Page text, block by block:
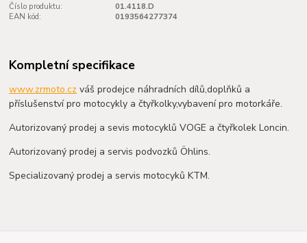
Číslo produktu:
01.4118.D
EAN kód:
0193564277374
Kompletní specifikace
www.zrmoto.cz váš prodejce náhradních dílů,doplňků a
příslušenství pro motocykly a čtyřkolky,vybavení pro motorkáře.
Autorizovaný prodej a sevis motocyklů VOGE a čtyřkolek Loncin.
Autorizovaný prodej a servis podvozků Öhlins.
Specializovaný prodej a servis motocyků KTM.